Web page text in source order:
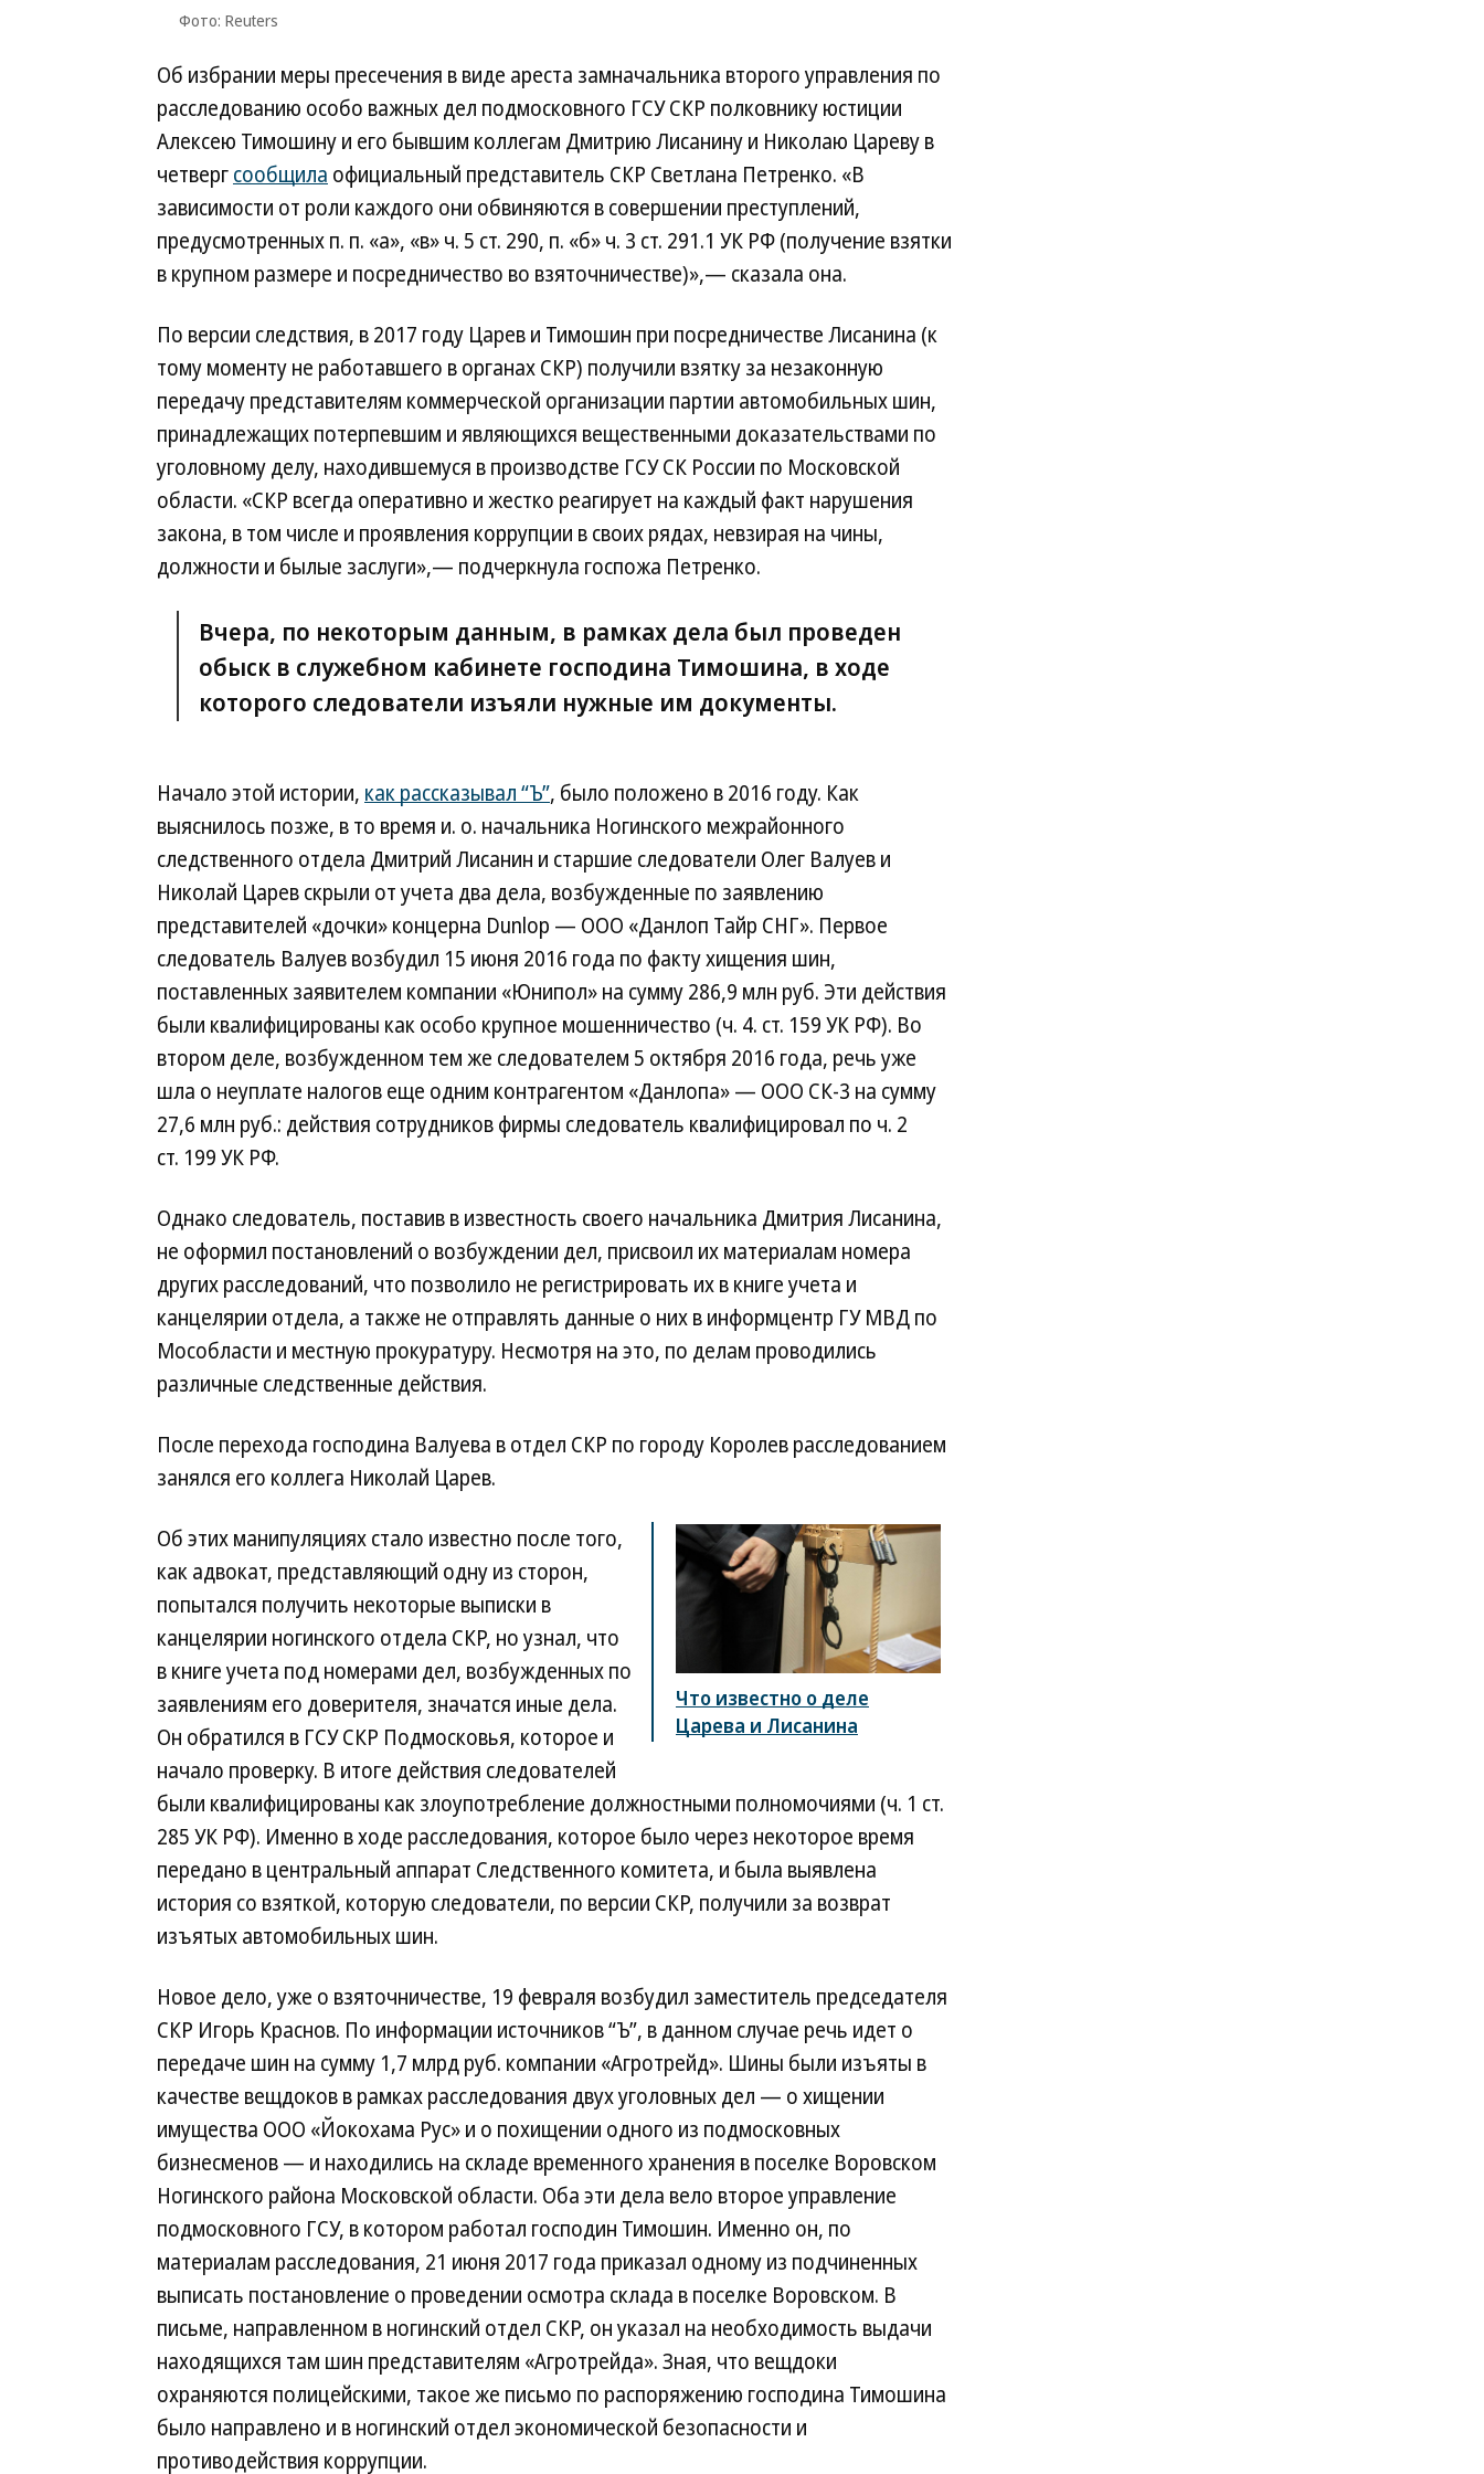
Фото: Reuters
Об избрании меры пресечения в виде ареста замначальника второго управления по
расследованию особо важных дел подмосковного ГСУ СКР полковнику юстиции
Алексею Тимошину и его бывшим коллегам Дмитрию Лисанину и Николаю Цареву в
четвергсообщила официальный представитель СКР Светлана Петренко. «В
зависимости от роли каждого они обвиняются в совершении преступлений,
предусмотренных п. п. «а», «в» ч. 5 ст. 290, п. «б» ч. 3 ст. 291.1 УК РФ (получение взятки
в крупном размере и посредничество во взяточничестве)»,— сказала она.
По версии следствия, в 2017 году Царев и Тимошин при посредничестве Лисанина (к
тому моменту не работавшего в органах СКР) получили взятку за незаконную
передачу представителям коммерческой организации партии автомобильных шин,
принадлежащих потерпевшим и являющихся вещественными доказательствами по
уголовному делу, находившемуся в производстве ГСУ СК России по Московской
области. «СКР всегда оперативно и жестко реагирует на каждый факт нарушения
закона, в том числе и проявления коррупции в своих рядах, невзирая на чины,
должности и былые заслуги»,— подчеркнула госпожа Петренко.
Вчера, по некоторым данным, в рамках дела был проведен
обыск в служебном кабинете господина Тимошина, в ходе
которого следователи изъяли нужные им документы.
Начало этой истории, как рассказывал “Ъ”, было положено в 2016 году. Как
выяснилось позже, в то время и. о. начальника Ногинского межрайонного
следственного отдела Дмитрий Лисанин и старшие следователи Олег Валуев и
Николай Царев скрыли от учета два дела, возбужденные по заявлению
представителей «дочки» концерна Dunlop — ООО «Данлоп Тайр СНГ». Первое
следователь Валуев возбудил 15 июня 2016 года по факту хищения шин,
поставленных заявителем компании «Юнипол» на сумму 286,9 млн руб. Эти действия
были квалифицированы как особо крупное мошенничество (ч. 4. ст. 159 УК РФ). Во
втором деле, возбужденном тем же следователем 5 октября 2016 года, речь уже
шла о неуплате налогов еще одним контрагентом «Данлопа» — ООО СК-3 на сумму
27,6 млн руб.: действия сотрудников фирмы следователь квалифицировал по ч. 2
ст. 199 УК РФ.
Однако следователь, поставив в известность своего начальника Дмитрия Лисанина,
не оформил постановлений о возбуждении дел, присвоил их материалам номера
других расследований, что позволило не регистрировать их в книге учета и
канцелярии отдела, а также не отправлять данные о них в информцентр ГУ МВД по
Мособласти и местную прокуратуру. Несмотря на это, по делам проводились
различные следственные действия.
После перехода господина Валуева в отдел СКР по городу Королев расследованием
занялся его коллега Николай Царев.
Что известно о деле
Царева и Лисанина
Об этих манипуляциях стало известно после того,
как адвокат, представляющий одну из сторон,
попытался получить некоторые выписки в
канцелярии ногинского отдела СКР, но узнал, что
в книге учета под номерами дел, возбужденных по
заявлениям его доверителя, значатся иные дела.
Он обратился в ГСУ СКР Подмосковья, которое и
начало проверку. В итоге действия следователей
были квалифицированы как злоупотребление должностными полномочиями (ч. 1 ст.
285 УК РФ). Именно в ходе расследования, которое было через некоторое время
передано в центральный аппарат Следственного комитета, и была выявлена
история со взяткой, которую следователи, по версии СКР, получили за возврат
изъятых автомобильных шин.
Новое дело, уже о взяточничестве, 19 февраля возбудил заместитель председателя
СКР Игорь Краснов. По информации источников “Ъ”, в данном случае речь идет о
передаче шин на сумму 1,7 млрд руб. компании «Агротрейд». Шины были изъяты в
качестве вещдоков в рамках расследования двух уголовных дел — о хищении
имущества ООО «Йокохама Рус» и о похищении одного из подмосковных
бизнесменов — и находились на складе временного хранения в поселке Воровском
Ногинского района Московской области. Оба эти дела вело второе управление
подмосковного ГСУ, в котором работал господин Тимошин. Именно он, по
материалам расследования, 21 июня 2017 года приказал одному из подчиненных
выписать постановление о проведении осмотра склада в поселке Воровском. В
письме, направленном в ногинский отдел СКР, он указал на необходимость выдачи
находящихся там шин представителям «Агротрейда». Зная, что вещдоки
охраняются полицейскими, такое же письмо по распоряжению господина Тимошина
было направлено и в ногинский отдел экономической безопасности и
противодействия коррупции.